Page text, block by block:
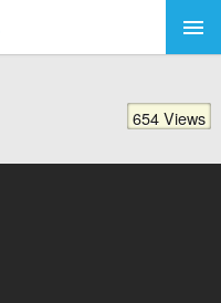
654 Views